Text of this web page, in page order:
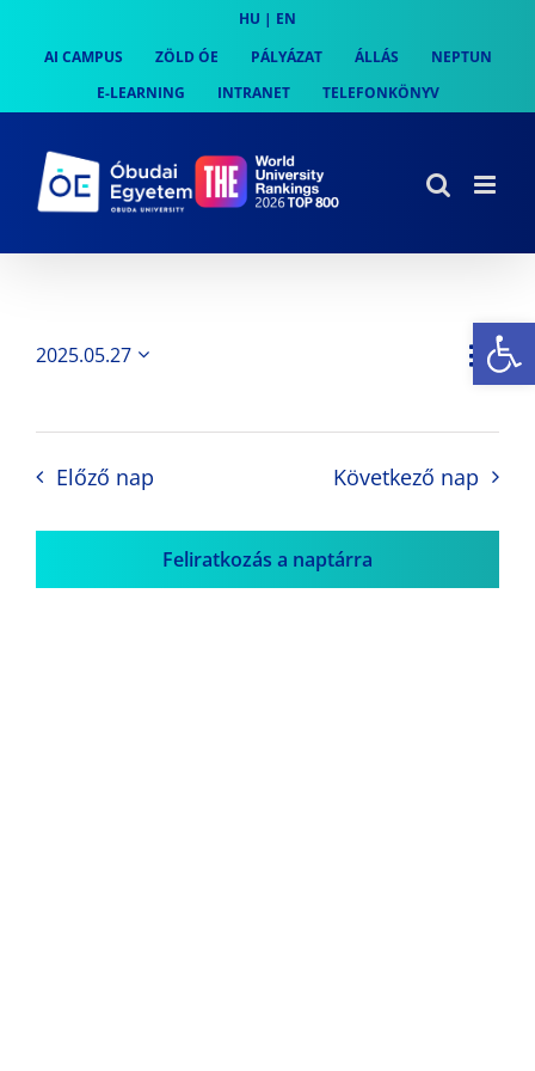
content
HU | EN
AI CAMPUS
ZÖLD ÓE PÁLYÁZAT ÁLLÁS
NEPTUN
E-LEARNING
INTRANET TELEFONKÖNYV
Nap
2025.05.27
Előző nap Következő nap
Feliratkozás a naptárra